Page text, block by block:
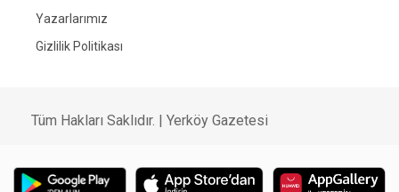
Yazarlarımız
Gizlilik Politikası
Tüm Hakları Saklıdır. | Yerköy Gazetesi